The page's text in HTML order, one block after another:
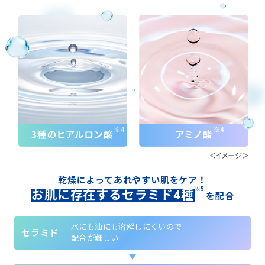
乾燥によってあれやすい肌をケア！
お肌に存在するセラミド4種 ※5
を配合
セラミド
水にも油にも溶解しにくいので
配合が難しい